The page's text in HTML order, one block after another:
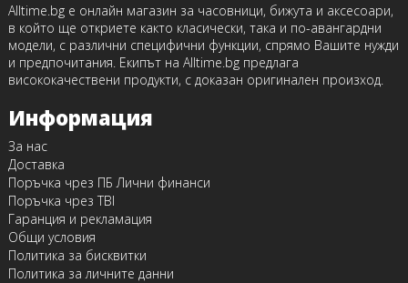
Alltime.bg е онлайн магазин за часовници, бижута и аксесоари,
в който ще откриете както класически, така и по-авангардни
модели, с различни специфични функции, спрямо Вашите нужди
и предпочитания. Екипът на Alltime.bg предлага
висококачествени продукти, с доказан оригинален произход.
Информация
За нас
Доставка
Поръчка чрез ПБ Лични финанси
Поръчка чрез TBI
Гаранция и рекламация
Общи условия
Политика за бисквитки
Политика за личните данни